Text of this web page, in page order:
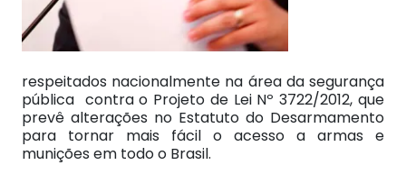
respeitados nacionalmente na área da segurança
pública contra o Projeto de Lei Nº 3722/2012, que
prevê alterações no Estatuto do Desarmamento
para tornar mais fácil o acesso a armas e
munições em todo o Brasil.